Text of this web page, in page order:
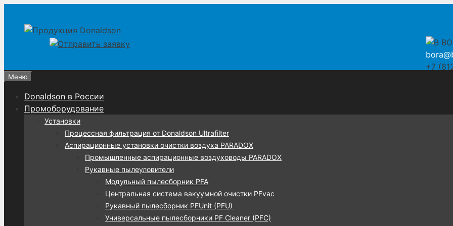
содержимому
содержимому
+7
Меню
Donaldson в России
Промоборудование
Установки
Процессная фильтрация от Donaldson Ultrafilter
Аспирационные установки очистки воздуха PARADOX
Промышленные аспирационные воздуховоды PARADOX
Рукавные пылеуловители
Модульный пылесборник PFA
Центральная система вакуумной очистки PFvac
Рукавный пылесборник PFUnit (PFU)
Универсальные пылесборники PF Cleaner (PFC)